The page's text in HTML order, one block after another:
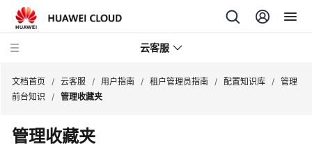
云客服
品
文档首页 / 云客服 / 用户指南 / 租户管理员指南 / 配置知识库 / 管理
前台知识
/ 管理收藏夹
管理收藏夹